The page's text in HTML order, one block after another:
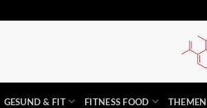
GESUND & FIT FITNESS FOOD THEMEN